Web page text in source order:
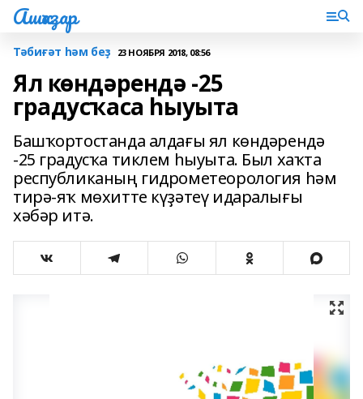
Ашҡаҙар
Тәбиғәт һәм беҙ 23 НОЯБРЯ 2018, 08:56
Ял көндәрендә -25
градусҡаса һыуыта
Башҡортостанда алдағы ял көндәрендә
-25 градусҡа тиклем һыуыта. Был хаҡта
республиканың гидрометеорология һәм
тирә-яҡ мөхитте күҙәтеү идаралығы
хәбәр итә.